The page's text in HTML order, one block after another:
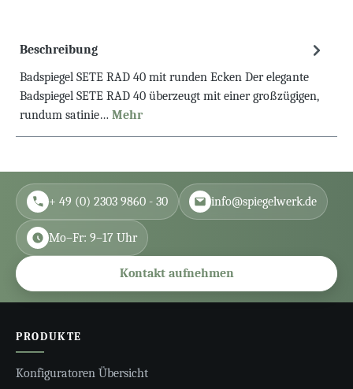
Beschreibung
Badspiegel SETE RAD 40 mit runden Ecken Der elegante
Badspiegel SETE RAD 40 überzeugt mit einer großzügigen,
rundum satinie… Mehr
+ 49 (0) 2303 9860 - 30 info@spiegelwerk.de
Mo–Fr: 9–17 Uhr
Kontakt aufnehmen
PRODUKTE
Konfiguratoren Übersicht